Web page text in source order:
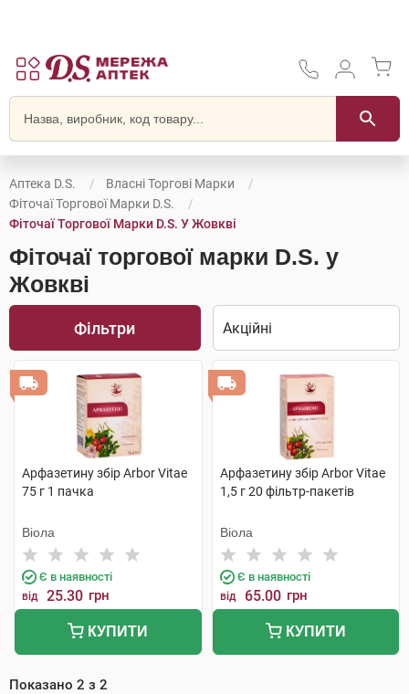
Аптека D.S.
Власні Торгові Марки
Фіточаї Торгової Марки D.S.
Фіточаї Торгової Марки D.S. У Жовкві
Фіточаї торгової марки D.S. у
Жовкві
Фільтри
Арфазетину збір Arbor Vitae
75 г 1 пачка
Віола
Є в наявності
від 25.30 грн
КУПИТИ
Арфазетину збір Arbor Vitae
1,5 г 20 фільтр-пакетів
Віола
Є в наявності
від 65.00 грн
КУПИТИ
Показано 2 з 2